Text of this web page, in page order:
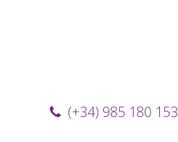
(+34) 985 180 153